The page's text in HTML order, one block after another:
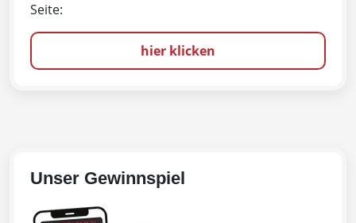
Seite:
hier klicken
Unser Gewinnspiel